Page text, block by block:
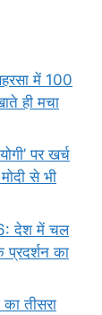
में 100
ही मचा
पर खर्च
से भी
देश में चल
का
तीसरा